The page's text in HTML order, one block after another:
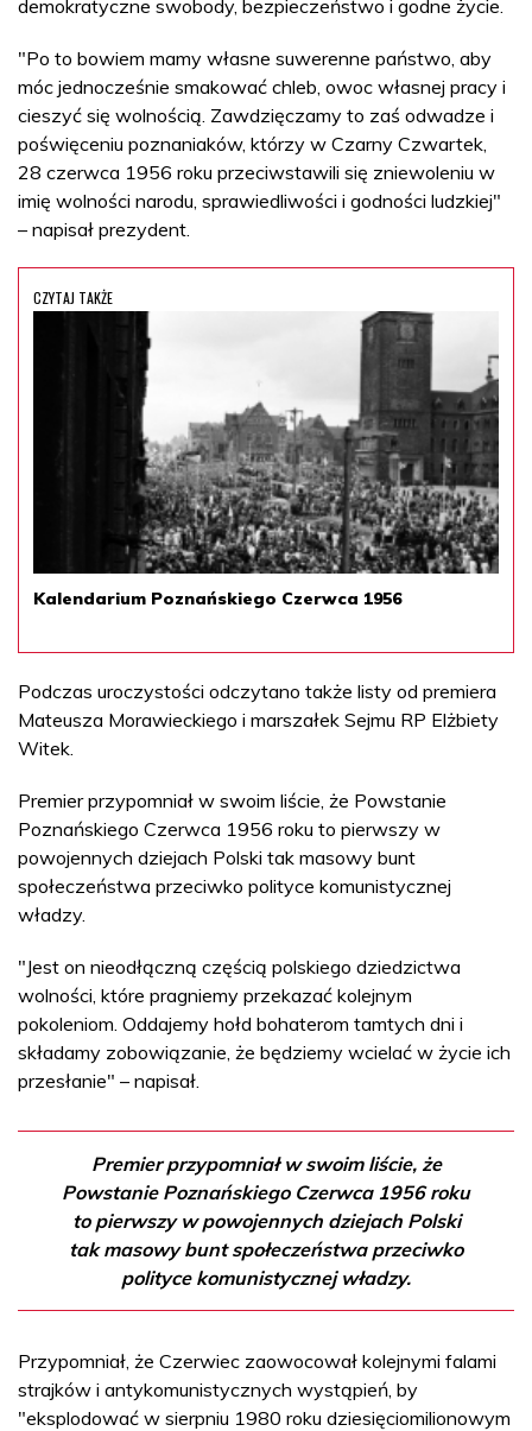
demokratyczne swobody, bezpieczeństwo i godne życie.
"Po to bowiem mamy własne suwerenne państwo, aby
móc jednocześnie smakować chleb, owoc własnej pracy i
cieszyć się wolnością. Zawdzięczamy to zaś odwadze i
poświęceniu poznaniaków, którzy w Czarny Czwartek,
28 czerwca 1956 roku przeciwstawili się zniewoleniu w
imię wolności narodu, sprawiedliwości i godności ludzkiej"
– napisał prezydent.
CZYTAJ TAKŻE
Kalendarium Poznańskiego Czerwca 1956
Podczas uroczystości odczytano także listy od premiera
Mateusza Morawieckiego i marszałek Sejmu RP Elżbiety
Witek.
Premier przypomniał w swoim liście, że Powstanie
Poznańskiego Czerwca 1956 roku to pierwszy w
powojennych dziejach Polski tak masowy bunt
społeczeństwa przeciwko polityce komunistycznej
władzy.
"Jest on nieodłączną częścią polskiego dziedzictwa
wolności, które pragniemy przekazać kolejnym
pokoleniom. Oddajemy hołd bohaterom tamtych dni i
składamy zobowiązanie, że będziemy wcielać w życie ich
przesłanie" – napisał.
Premier przypomniał w swoim liście, że
Powstanie Poznańskiego Czerwca 1956 roku
to pierwszy w powojennych dziejach Polski
tak masowy bunt społeczeństwa przeciwko
polityce komunistycznej władzy.
Przypomniał, że Czerwiec zaowocował kolejnymi falami
strajków i antykomunistycznych wystąpień, by
"eksplodować w sierpniu 1980 roku dziesięciomilionowym